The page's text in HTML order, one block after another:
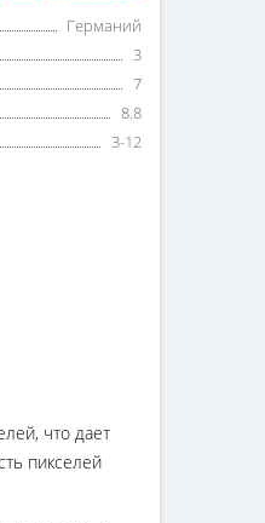
Германий
3
7
8.8
3-12
что дает
пикселей